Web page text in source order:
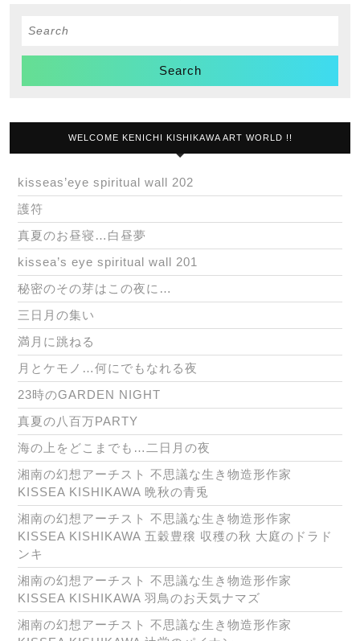
Search
WELCOME KENICHI KISHIKAWA ART WORLD !!
kisseas’eye spiritual wall 202
護符
真夏のお昼寝…白昼夢
kissea’s eye spiritual wall 201
秘密のその芽はこの夜に…
三日月の集い
満月に跳ねる
月とケモノ…何にでもなれる夜
23時のGARDEN NIGHT
真夏の八百万PARTY
海の上をどこまでも…二日月の夜
湘南の幻想アーチスト 不思議な生き物造形作家
KISSEA KISHIKAWA 晩秋の青兎
湘南の幻想アーチスト 不思議な生き物造形作家
KISSEA KISHIKAWA 五穀豊穣 収穫の秋 大庭のドラド
ンキ
湘南の幻想アーチスト 不思議な生き物造形作家
KISSEA KISHIKAWA 羽鳥のお天気ナマズ
湘南の幻想アーチスト 不思議な生き物造形作家